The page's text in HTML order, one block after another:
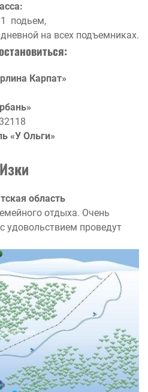
подьем,
на всех подъемниках.
Карпат»
«У Ольги»
Изки
область
отдыха. Очень
удовольствием проведут